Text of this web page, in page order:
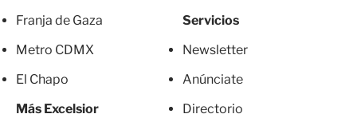
Franja de Gaza
Metro CDMX
El Chapo
Más Excelsior
Servicios
Newsletter
Anúnciate
Directorio